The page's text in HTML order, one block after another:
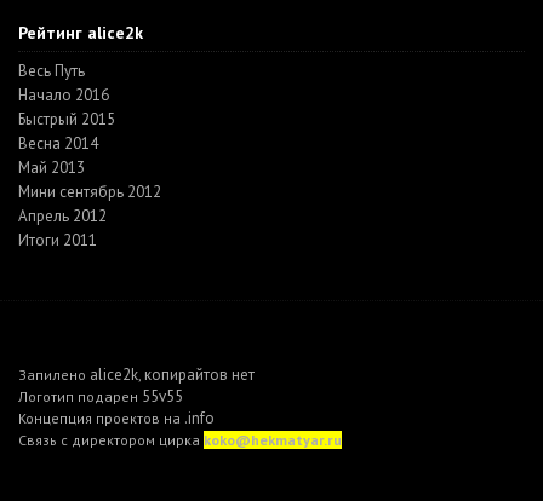
Рейтинг alice2k
Весь Путь
Начало 2016
Быстрый 2015
Весна 2014
Май 2013
Мини сентябрь 2012
Апрель 2012
Итоги 2011
Запилено alice2k, копирайтов нет
Логотип подарен 55v55
Концепция проектов на .info
Связь с директором цирка koko@hekmatyar.ru